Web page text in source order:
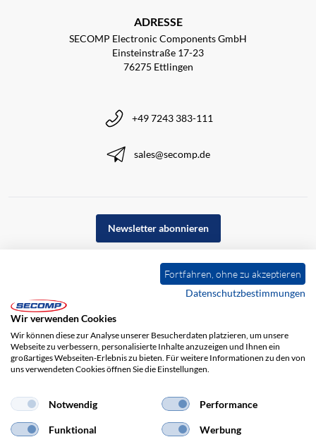
ADRESSE
SECOMP Electronic Components GmbH
Einsteinstraße 17-23
76275 Ettlingen
+49 7243 383-111
sales@secomp.de
Newsletter abonnieren
Impressum Haftungsausschluss
Fortfahren, ohne zu akzeptieren
Datenschutzbestimmungen
Wir verwenden Cookies
Wir können diese zur Analyse unserer Besucherdaten platzieren, um unsere
Webseite zu verbessern, personalisierte Inhalte anzuzeigen und Ihnen ein
großartiges Webseiten-Erlebnis zu bieten. Für weitere Informationen zu den von
uns verwendeten Cookies öffnen Sie die Einstellungen.
Notwendig Performance
Funktional Werbung